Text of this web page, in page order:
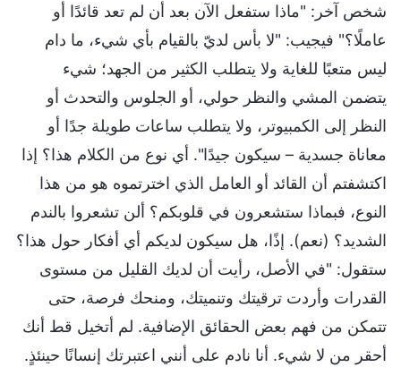
شخص آخر: "ماذا ستفعل الآن بعد أن لم تعد قائدًا أو
عاملًا؟" فيجيب: "لا بأس لديّ بالقيام بأي شيء، ما دام
ليس متعبًا للغاية ولا يتطلب الكثير من الجهد؛ شيء
يتضمن المشي والنظر حولي، أو الجلوس والتحدث أو
النظر إلى الكمبيوتر، ولا يتطلب ساعات طويلة جدًا أو
معاناة جسدية – سيكون جيدًا". أي نوع من الكلام هذا؟ إذا
اكتشفتم أن القائد أو العامل الذي اخترتموه هو من هذا
النوع، فبماذا ستشعرون في قلوبكم؟ ألن تشعروا بالندم
الشديد؟ (نعم). إذًا، هل سيكون لديكم أي أفكار حول هذا؟
ستقول: "في الأصل، رأيت أن لديك القليل من مستوى
القدرات وأردت ترقيتك وتنميتك، ومنحك فرصة، حتى
تتمكن من فهم بعض الحقائق الإضافية. لم أتخيل قط أنك
أحقر من لا شيء. أنا نادم على أنني اعتبرتك إنسانًا حينئذٍ.